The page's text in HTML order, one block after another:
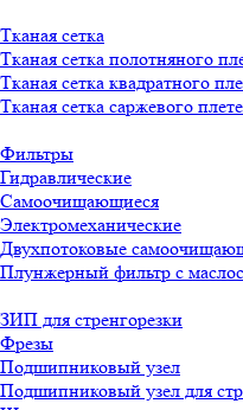
Тканая сетка
Тканая сетка полотняного
Тканая сетка квадратного
Тканая сетка саржевого
Фильтры
Гидравлические
Самоочищающиеся
Электромеханические
Двухпотоковые
Плунжерный фильтр с
ЗИП для стренгорезки
Фрезы
Подшипниковый узел
Подшипниковый узел для